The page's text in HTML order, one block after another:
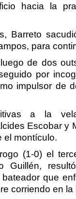
hacia la
Barreto
para
de dos
por
impulsor de
a la
Escobar y
el montículo.
(1-0) el
Guillén,
que
corriendo en la